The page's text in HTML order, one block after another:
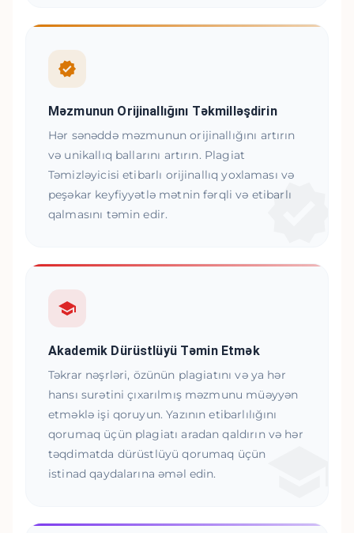
Məzmunun Orijinallığını Təkmilləşdirin
Hər sənəddə məzmunun orijinallığını artırın
və unikallıq ballarını artırın. Plagiat
Təmizləyicisi etibarlı orijinallıq yoxlaması və
peşəkar keyfiyyətlə mətnin fərqli və etibarlı
qalmasını təmin edir.
Akademik Dürüstlüyü Təmin Etmək
Təkrar nəşrləri, özünün plagiatını və ya hər
hansı surətini çıxarılmış məzmunu müəyyən
etməklə işi qoruyun. Yazının etibarlılığını
qorumaq üçün plagiatı aradan qaldırın və hər
təqdimatda dürüstlüyü qorumaq üçün
istinad qaydalarına əməl edin.